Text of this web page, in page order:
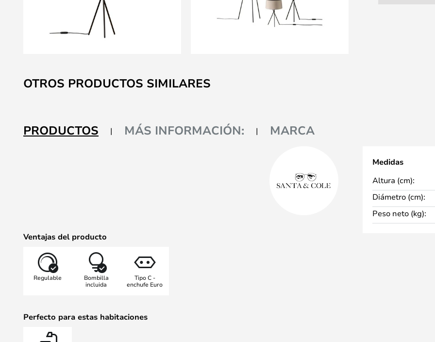
al
comienzo
galería
de
OTROS PRODUCTOS SIMILARES
PRODUCTOS MÁS INFORMACIÓN: MARCA
Ventajas del producto
Regulable
Bombilla
incluida
Tipo C -
enchufe Euro
Perfecto para estas habitaciones
Medidas
Altura (cm):
Diámetro (cm):
Peso neto (kg):